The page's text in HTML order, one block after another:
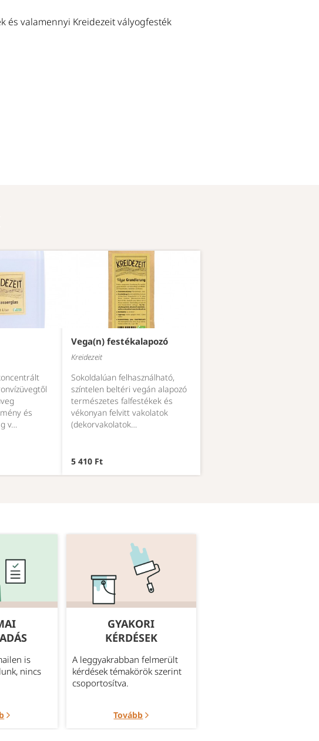
és valamennyi Kreidezeit vályogfesték
és
v…
Vega(n) festékalapozó
Kreidezeit
Sokoldalúan felhasználható,
színtelen beltéri vegán alapozó
természetes falfestékek és
vékonyan felvitt vakolatok
(dekorvakolatok…
5 410 Ft
is
nincs
GYAKORI
KÉRDÉSEK
A leggyakrabban felmerült
kérdések témakörök szerint
csoportosítva.
Tovább